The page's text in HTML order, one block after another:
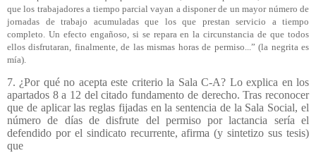
que los trabajadores a tiempo parcial vayan a disponer de un mayor número de
jornadas de trabajo acumuladas que los que prestan servicio a tiempo
completo. Un efecto engañoso, si se repara en la circunstancia de que todos
ellos disfrutaran, finalmente, de las mismas horas de permiso...” (la negrita es
mía).
7. ¿Por qué no acepta este criterio la Sala C-A? Lo explica en los
apartados 8 a 12 del citado fundamento de derecho. Tras reconocer
que de aplicar las reglas fijadas en la sentencia de la Sala Social, el
número de días de disfrute del permiso por lactancia sería el
defendido por el sindicato recurrente, afirma (y sintetizo sus tesis)
que